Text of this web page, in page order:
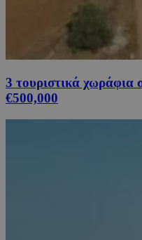
3 τουριστικά χωράφια
€500,000